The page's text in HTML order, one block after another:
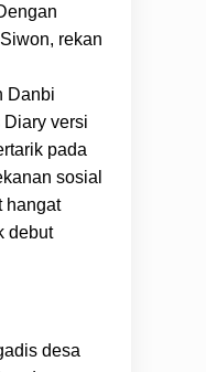
rekan
Danbi
Diary versi
pada
sosial
hangat
debut
desa